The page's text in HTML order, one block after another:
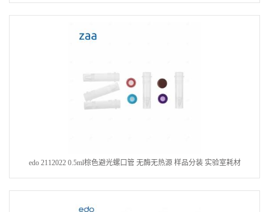
edo 2112022 0.5ml棕色避光螺口管 无酶无热源 样品分装 实验室耗材